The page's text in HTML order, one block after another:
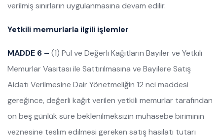
verilmiş sınırların uygulanmasına devam edilir.
Yetkili memurlarla ilgili işlemler
MADDE 6 – (1) Pul ve Değerli Kağıtların Bayiler ve Yetkili
Memurlar Vasıtası ile Sattırılmasına ve Bayilere Satış
Aidatı Verilmesine Dair Yönetmeliğin 12 nci maddesi
gereğince, değerli kağıt verilen yetkili memurlar tarafından
on beş günlük süre beklenilmeksizin muhasebe biriminin
veznesine teslim edilmesi gereken satış hasılatı tutarı